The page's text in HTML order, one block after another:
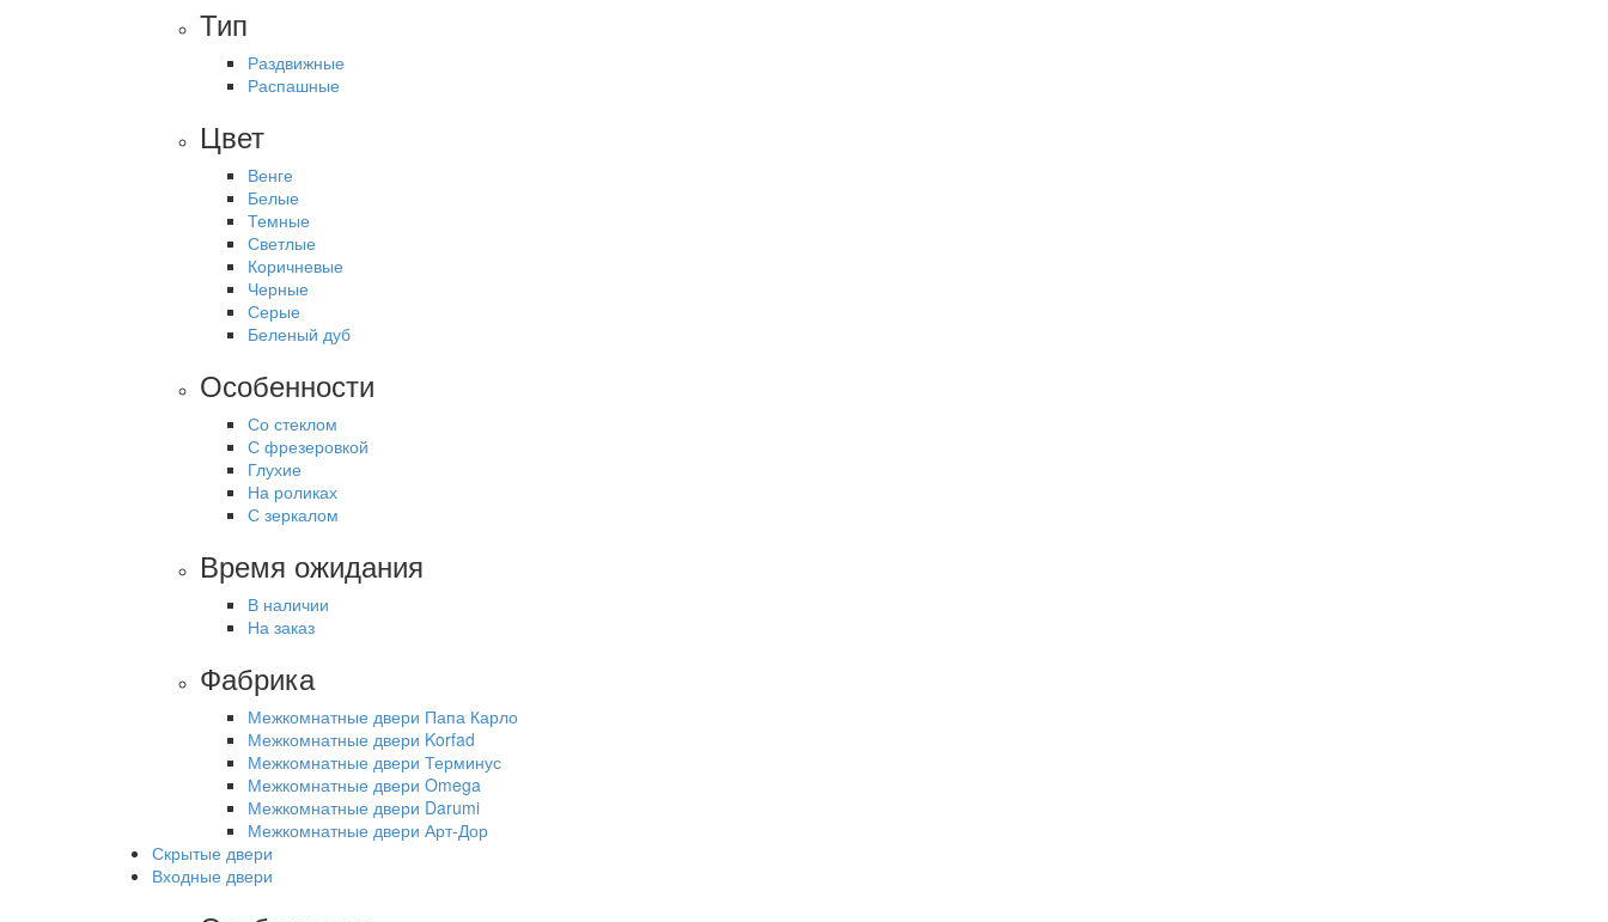
Тип
Раздвижные
Распашные
Цвет
Венге
Белые
Темные
Светлые
Коричневые
Черные
Серые
Беленый дуб
Особенности
Со стеклом
С фрезеровкой
Глухие
На роликах
С зеркалом
Время ожидания
В наличии
На заказ
Фабрика
Межкомнатные двери Папа Карло
Межкомнатные двери Korfad
Межкомнатные двери Терминус
Межкомнатные двери Omega
Межкомнатные двери Darumi
Межкомнатные двери Арт-Дор
Скрытые двери
Входные двери